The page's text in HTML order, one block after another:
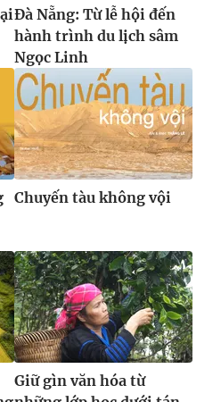
Đà Nẵng: Từ lễ hội đến
hành trình du lịch sâm
Ngọc Linh
Chuyến tàu không vội
Giữ gìn văn hóa từ